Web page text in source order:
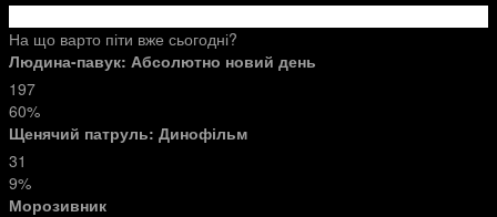
На що варто піти вже сьогодні?
Людина-павук: Абсолютно новий день
197
60%
Щенячий патруль: Динофільм
31
9%
Морозивник